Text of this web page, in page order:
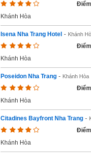
Khánh Hòa
Isena Nha Trang Hotel - Khánh
Khánh Hòa
Poseidon Nha Trang - Khánh Hòa
Khánh Hòa
Citadines Bayfront Nha Trang -
Khánh Hòa